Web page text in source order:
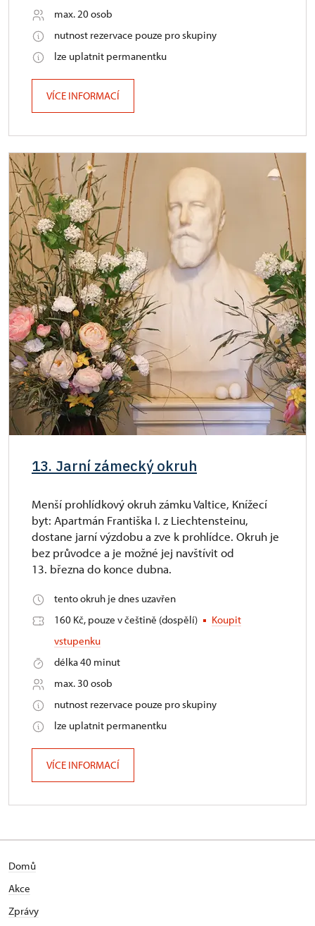
max. 20 osob
nutnost rezervace pouze pro skupiny
lze uplatnit permanentku
VÍCE INFORMACÍ
13. Jarní zámecký okruh
Menší prohlídkový okruh zámku Valtice, Knížecí
byt: Apartmán Františka I. z Liechtensteinu,
dostane jarní výzdobu a zve k prohlídce. Okruh je
bez průvodce a je možné jej navštívit od
13. března do konce dubna.
tento okruh je dnes uzavřen
160 Kč, pouze v češtině (dospělí)
Koupit
vstupenku
délka 40 minut
max. 30 osob
nutnost rezervace pouze pro skupiny
lze uplatnit permanentku
VÍCE INFORMACÍ
Domů
Akce
Zprávy